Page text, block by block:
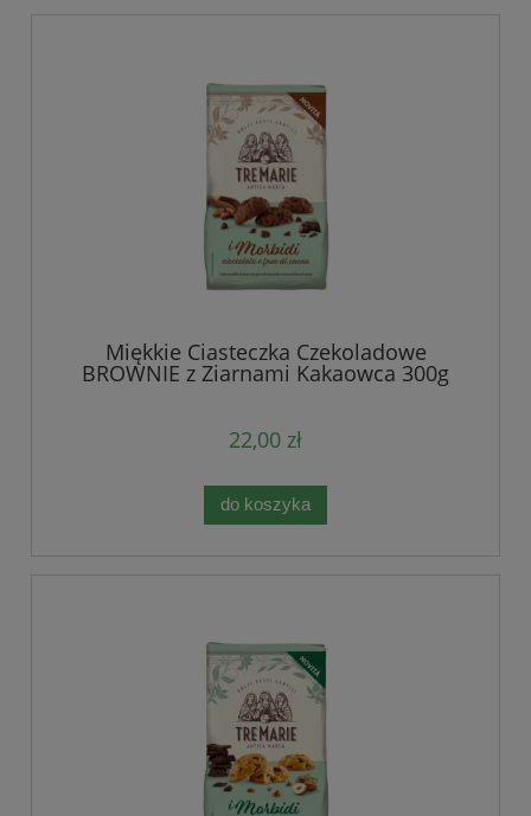
Miękkie Ciasteczka Czekoladowe
BROWNIE z Ziarnami Kakaowca 300g
22,00 zł
do koszyka